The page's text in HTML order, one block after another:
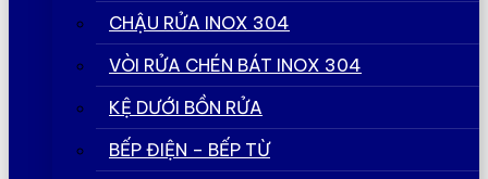
CHẬU RỬA INOX 304
VÒI RỬA CHÉN BÁT INOX 304
KỆ DƯỚI BỒN RỬA
BẾP ĐIỆN – BẾP TỪ